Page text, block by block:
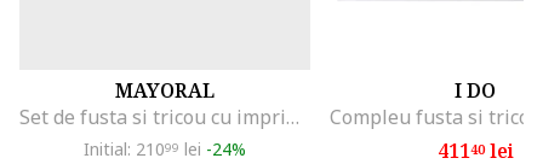
MAYORAL
Set de fusta si tricou cu imprimeu - 2 piese, Roz/Bej deschis
Initial: 21099 lei -24%
I DO
41140lei